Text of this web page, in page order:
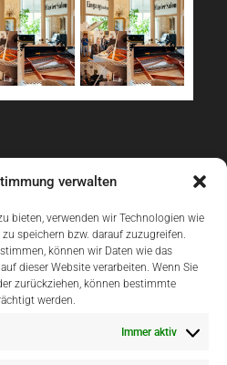
verwalten
bieten, verwenden wir Technologien wie
speichern bzw. darauf zuzugreifen.
können wir Daten wie das
dieser Website verarbeiten. Wenn Sie
zurückziehen, können bestimmte
werden.
Immer aktiv